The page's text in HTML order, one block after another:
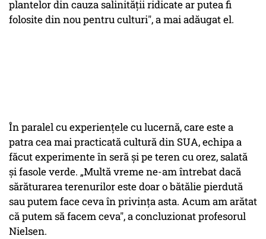
plantelor din cauza salinității ridicate ar putea fi
folosite din nou pentru culturi", a mai adăugat el.
În paralel cu experiențele cu lucernă, care este a
patra cea mai practicată cultură din SUA, echipa a
făcut experimente în seră și pe teren cu orez, salată
și fasole verde. „Multă vreme ne-am întrebat dacă
sărăturarea terenurilor este doar o bătălie pierdută
sau putem face ceva în privința asta. Acum am arătat
că putem să facem ceva", a concluzionat profesorul
Nielsen.